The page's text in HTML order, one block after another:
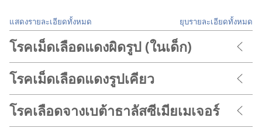
แสดงรายละเอียดทั้งหมด ยุบรายละเอียดทั้งหมด
โรคเม็ดเลือดแดงผิดรูป (ในเด็ก)
โรคเม็ดเลือดแดงรูปเคียว
โรคเลือดจางเบต้าธาลัสซีเมียเมเจอร์